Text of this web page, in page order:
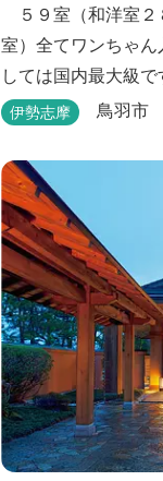
５９室（和洋室２
室）全てワンちゃ
しては国内最大級
ール、モーターボー
伊勢志摩 鳥羽市